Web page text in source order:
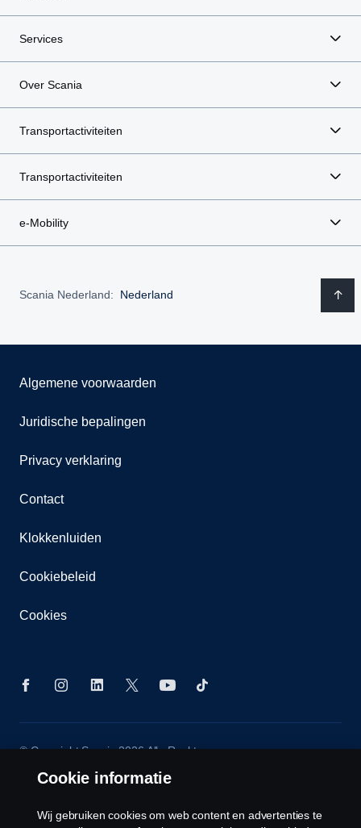
Services
Over Scania
Transportactiviteiten
Transportactiviteiten
e-Mobility
Scania Nederland: Nederland
Algemene voorwaarden
Juridische bepalingen
Privacy verklaring
Contact
Klokkenluiden
Cookiebeleid
Cookies
© Copyright Scania 2026 Alle Rechten
9598 4801 LN, Spinveld 57, 4815 HV Breda / T +31
Cookie informatie
Wij gebruiken cookies om web content en advertenties te